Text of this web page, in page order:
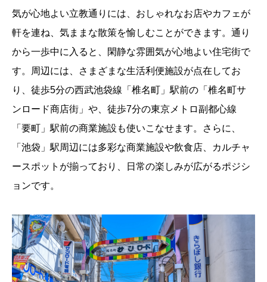
気が心地よい立教通りには、おしゃれなお店やカフェが
軒を連ね、気ままな散策を愉しむことができます。通り
から一歩中に入ると、閑静な雰囲気が心地よい住宅街で
す。周辺には、さまざまな生活利便施設が点在してお
り、徒歩5分の西武池袋線「椎名町」駅前の「椎名町サ
ンロード商店街」や、徒歩7分の東京メトロ副都心線
「要町」駅前の商業施設も使いこなせます。さらに、
「池袋」駅周辺には多彩な商業施設や飲食店、カルチャ
ースポットが揃っており、日常の楽しみが広がるポジシ
ョンです。